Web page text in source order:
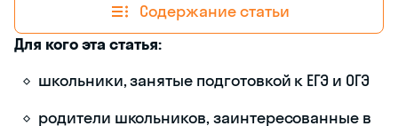
Содержание статьи
Для кого эта статья:
школьники, занятые подготовкой к ЕГЭ и ОГЭ
родители школьников, заинтересованные в